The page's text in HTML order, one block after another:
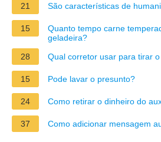
21 São características de
15
Quanto tempo carne
geladeira?
28
Qual corretor usar para tirar
15 Pode lavar o presunto?
24 Como retirar o dinheiro do
37 Como adicionar mensagem